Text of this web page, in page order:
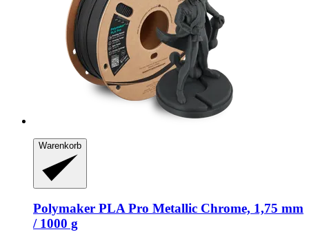
Warenkorb
Polymaker PLA Pro Metallic Chrome, 1,75 mm
/ 1000 g